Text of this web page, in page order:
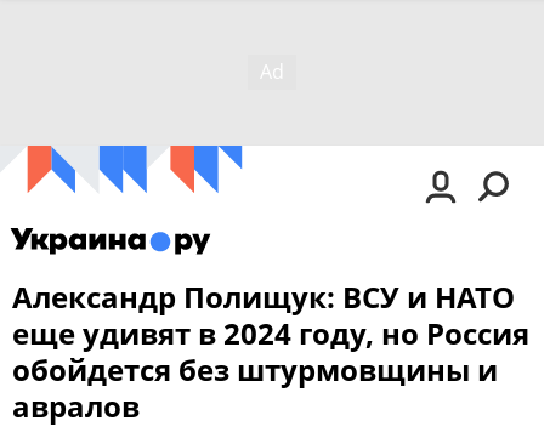
Александр Полищук: ВСУ и НАТО
еще удивят в 2024 году, но Россия
обойдется без штурмовщины и
авралов